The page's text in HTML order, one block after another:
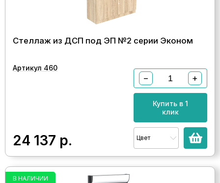
Стеллаж из ДСП под ЭП №2 серии Эконом
Артикул 460
24 137 р.
− +
Купить в 1
клик
Цвет
В НАЛИЧИИ